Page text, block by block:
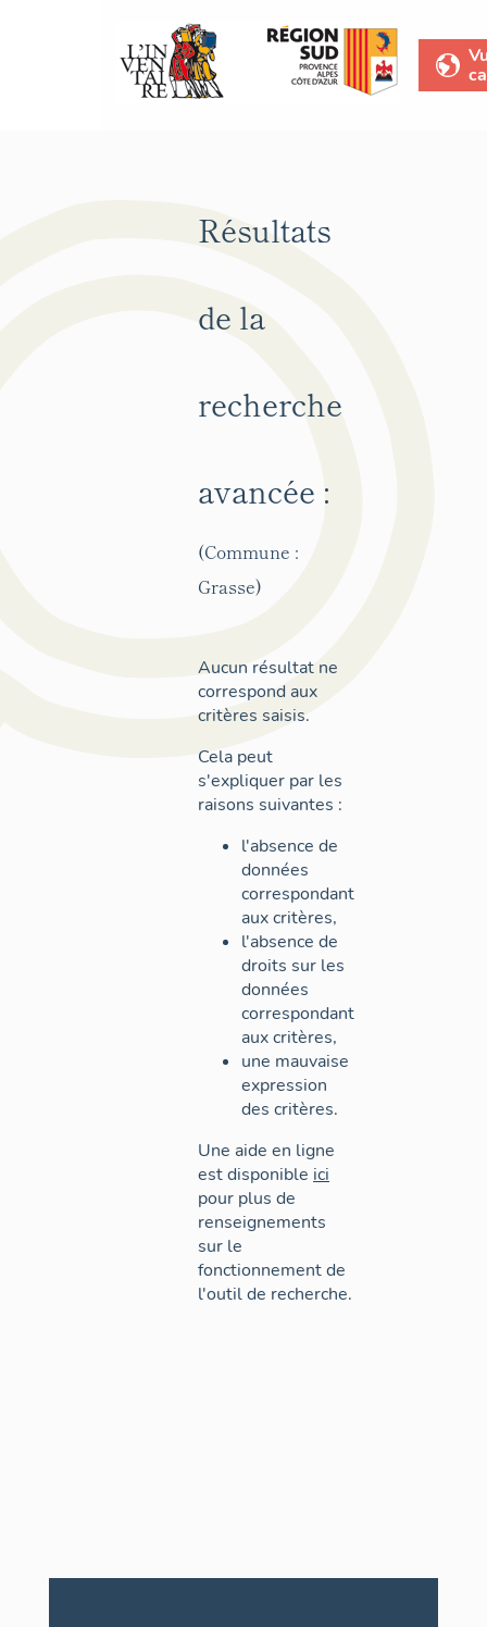
Résultats
de la
recherche
avancée :
(Commune :
Grasse)
Aucun résultat ne
correspond aux
critères saisis.
Cela peut
s'expliquer par les
raisons suivantes :
l'absence de
données
correspondant
aux critères,
l'absence de
droits sur les
données
correspondant
aux critères,
une mauvaise
expression
des critères.
Une aide en ligne
est disponible ici
pour plus de
renseignements
sur le
fonctionnement de
l'outil de recherche.